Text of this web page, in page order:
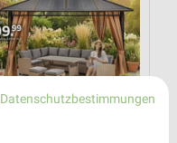
Datenschutzbestimmungen